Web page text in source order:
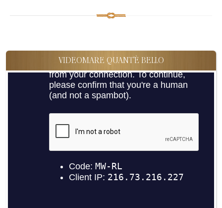
VIDEOMARE QUANT'È BELLO